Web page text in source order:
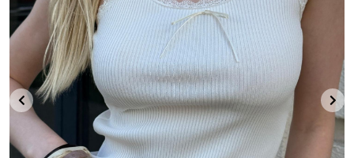
График платежей
Сегодня
25